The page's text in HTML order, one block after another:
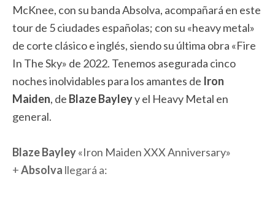
McKnee, con su banda Absolva, acompañará en este
tour de 5 ciudades españolas; con su «heavy metal»
de corte clásico e inglés, siendo su última obra «Fire
In The Sky» de 2022. Tenemos asegurada cinco
noches inolvidables para los amantes de Iron
Maiden, de Blaze Bayleyy el Heavy Metal en
general.
Blaze Bayley«Iron Maiden XXX Anniversary»
+Absolva llegará a: